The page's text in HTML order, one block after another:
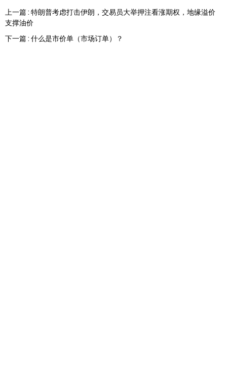
上一篇 : 特朗普考虑打击伊朗，交易员大举押注看涨期权，地缘溢价
支撑油价
下一篇 : 什么是市价单（市场订单）？